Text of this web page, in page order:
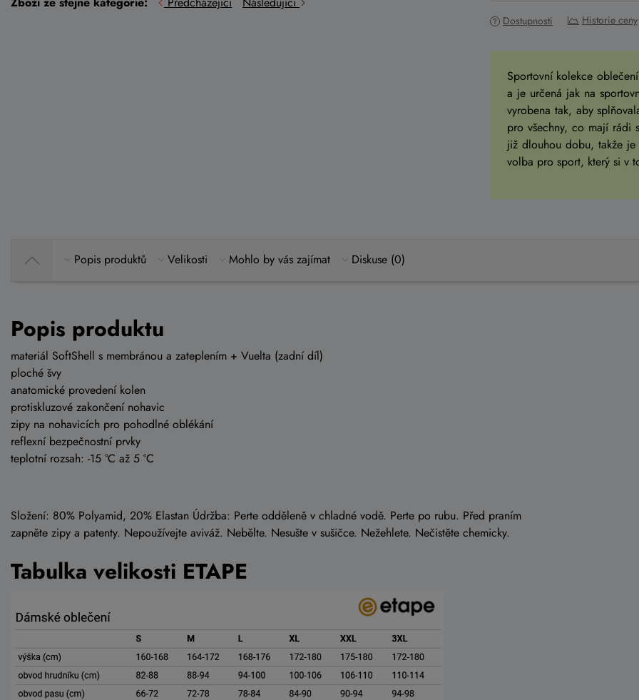
Dostupnosti Historie ceny
Sportovní kolekce
a je určená jak na
vyrobena tak, aby
pro všechny, co mají rádi
již dlouhou dobu, takže
volba pro sport, který si v
Popis produktů Velikosti Mohlo by vás zajímat Diskuse (0)
Popis produktu
materiál SoftShell s membránou a zateplením + Vuelta (zadní díl)
ploché švy
anatomické provedení kolen
protiskluzové zakončení nohavic
zipy na nohavicích pro pohodlné oblékání
reflexní bezpečnostní prvky
teplotní rozsah: -15 °C až 5 °C
Složení: 80% Polyamid, 20% Elastan Údržba: Perte odděleně v chladné vodě. Perte po rubu. Před praním
zapněte zipy a patenty. Nepoužívejte aviváž. Nebělte. Nesušte v sušičce. Nežehlete. Nečistěte chemicky.
Tabulka velikosti ETAPE